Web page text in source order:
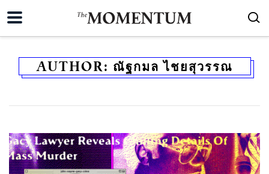
AUTHOR: ณัฐกมล ไชยสุวรรณ